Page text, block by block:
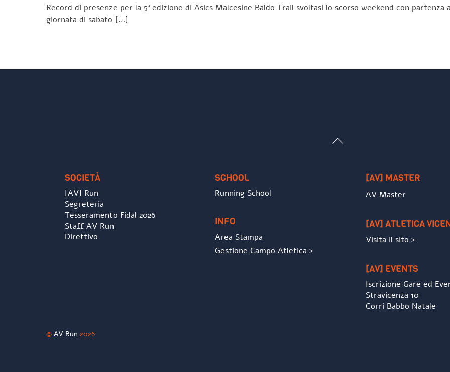
Record di presenze per la 5ª edizione di Asics Malcesine Baldo Trail svoltasi lo scorso weekend con
giornata di sabato […]
Back
SOCIETÀ
[AV] Run
Segreteria
Tesseramento Fidal 2026
Staff AV Run
Direttivo
SCHOOL
Running School
INFO
Area Stampa
Gestione Campo Atletica >
[AV] MASTER
AV Master
[AV] ATLETICA
Visita il sito >
[AV] EVENTS
Iscrizione Gare ed
Stravicenza 10
Corri Babbo Natale
© AV Run 2026